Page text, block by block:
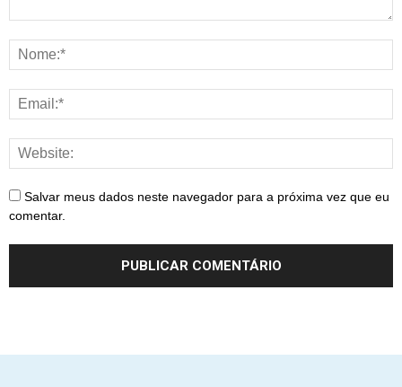
Salvar meus dados neste navegador para a próxima vez que eu
comentar.